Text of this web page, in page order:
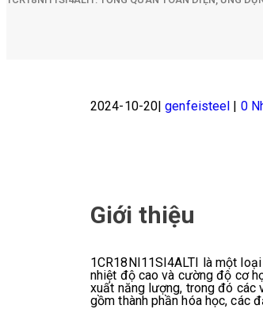
2024-10-20 genfeisteel 0
Giới thiệu
1CR18NI11SI4ALTI là một
nhiệt độ cao và cường độ cơ
xuất năng lượng, trong đó các
gồm thành phần hóa học, các